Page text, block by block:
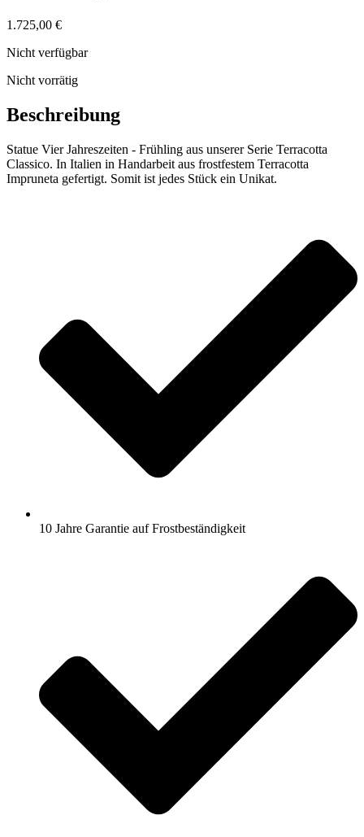
1.725,00 €
Nicht verfügbar
Nicht vorrätig
Beschreibung
Statue Vier Jahreszeiten - Frühling aus unserer Serie Terracotta
Classico. In Italien in Handarbeit aus frostfestem Terracotta
Impruneta gefertigt. Somit ist jedes Stück ein Unikat.
10 Jahre Garantie auf Frostbeständigkeit